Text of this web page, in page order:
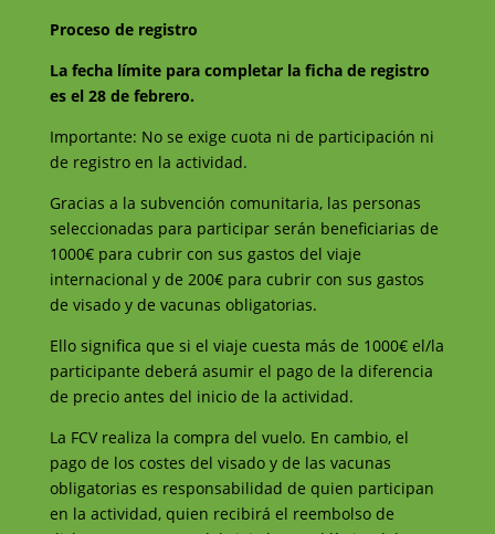
Proceso de registro
La fecha límite para completar la ficha de registro
es el 28 de febrero.
Importante: No se exige cuota ni de participación ni
de registro en la actividad.
Gracias a la subvención comunitaria, las personas
seleccionadas para participar serán beneficiarias de
1000€ para cubrir con sus gastos del viaje
internacional y de 200€ para cubrir con sus gastos
de visado y de vacunas obligatorias.
Ello significa que si el viaje cuesta más de 1000€ el/la
participante deberá asumir el pago de la diferencia
de precio antes del inicio de la actividad.
La FCV realiza la compra del vuelo. En cambio, el
pago de los costes del visado y de las vacunas
obligatorias es responsabilidad de quien participan
en la actividad, quien recibirá el reembolso de